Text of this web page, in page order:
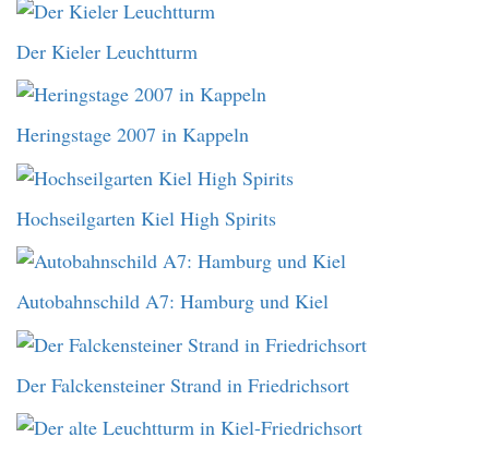
Der Kieler Leuchtturm
Heringstage 2007 in Kappeln
Hochseilgarten Kiel High Spirits
Autobahnschild A7: Hamburg und Kiel
Der Falckensteiner Strand in Friedrichsort